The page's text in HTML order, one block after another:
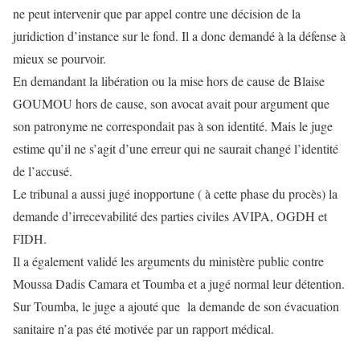
ne peut intervenir que par appel contre une décision de la
juridiction d’instance sur le fond. Il a donc demandé à la défense à
mieux se pourvoir.
En demandant la libération ou la mise hors de cause de Blaise
GOUMOU hors de cause, son avocat avait pour argument que
son patronyme ne correspondait pas à son identité. Mais le juge
estime qu’il ne s’agit d’une erreur qui ne saurait changé l’identité
de l’accusé.
Le tribunal a aussi jugé inopportune ( à cette phase du procès) la
demande d’irrecevabilité des parties civiles AVIPA, OGDH et
FIDH.
Il a également validé les arguments du ministère public contre
Moussa Dadis Camara et Toumba et a jugé normal leur détention.
Sur Toumba, le juge a ajouté que la demande de son évacuation
sanitaire n’a pas été motivée par un rapport médical.